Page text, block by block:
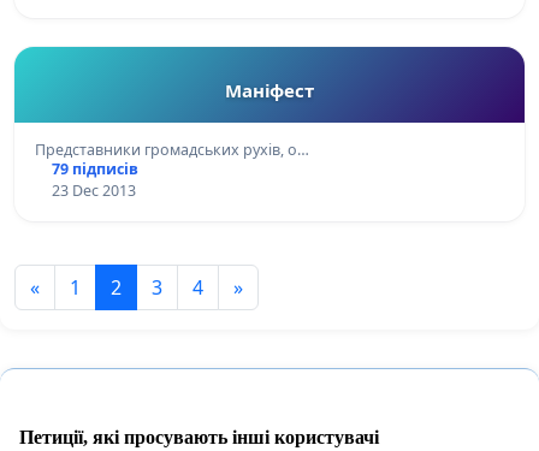
Маніфест
Представники громадських рухів, о…
79 підписів
23 Dec 2013
« 1 2 3 4 »
Петиції, які просувають інші користувачі